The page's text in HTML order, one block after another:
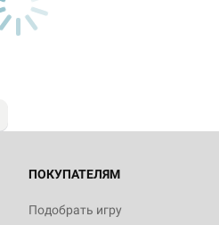
ПОКУПАТЕЛЯМ
Подобрать игру